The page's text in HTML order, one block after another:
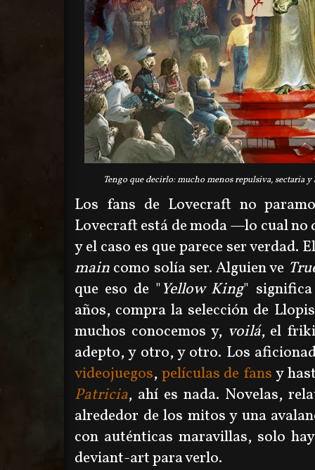
Tengo que decirlo: mucho menos repulsiva, sectaria
Los fans de Lovecraft no
Lovecraft está de moda—lo cual no
y el caso es que parece ser verdad.
maincomo solía ser. Alguien ve
que eso de "Yellow King"
años, compra la selección de
muchos conocemos y, voilá, el
adepto, y otro, y otro. Los
videojuegos,películas de fansy
Patricia, ahí es nada. Novelas,
alrededor de los mitos y una
con auténticas maravillas, solo
deviant-art para verlo.